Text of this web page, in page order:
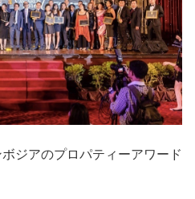
ジアのプロパティーアワード